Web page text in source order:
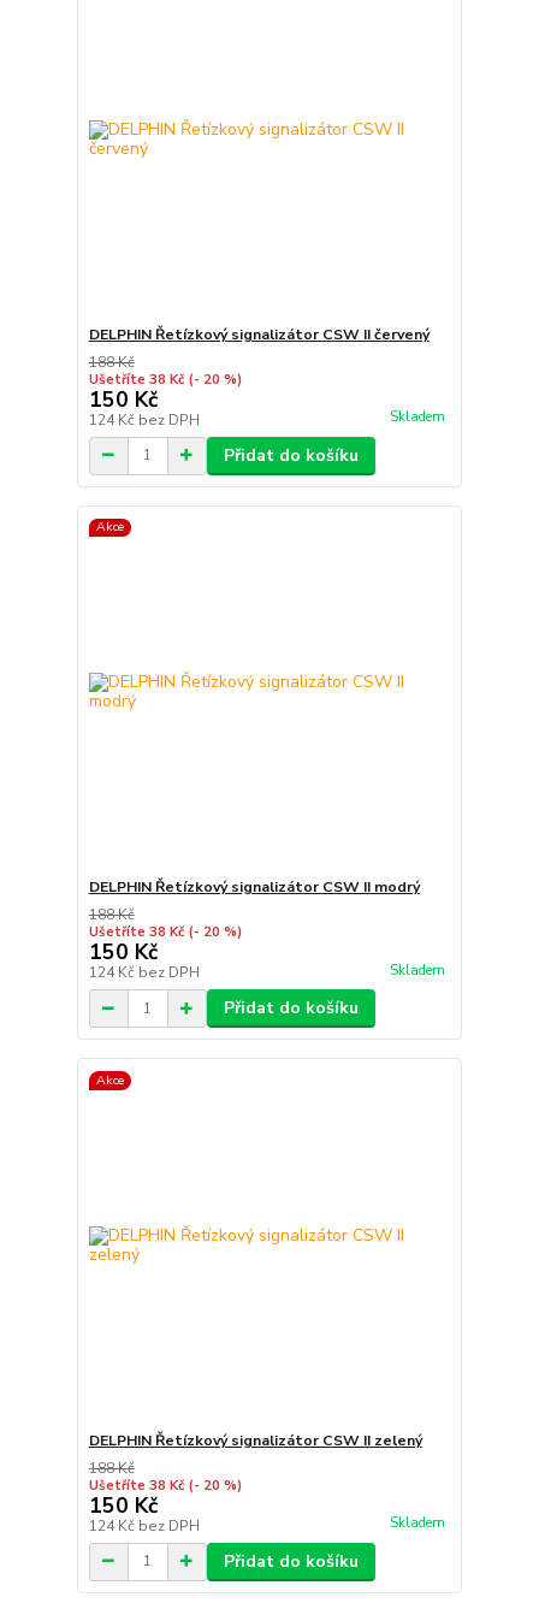
DELPHIN Řetízkový signalizátor CSW II červený
188 Kč
Ušetříte 38 Kč (- 20 %)
150 Kč
124 Kč bez DPH Skladem
Přidat do košíku
Akce
DELPHIN Řetízkový signalizátor CSW II modrý
188 Kč
Ušetříte 38 Kč (- 20 %)
150 Kč
124 Kč bez DPH Skladem
Přidat do košíku
Akce
DELPHIN Řetízkový signalizátor CSW II zelený
188 Kč
Ušetříte 38 Kč (- 20 %)
150 Kč
124 Kč bez DPH Skladem
Přidat do košíku